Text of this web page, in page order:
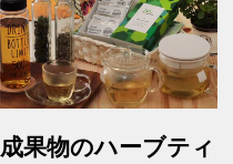
成果物のハーブティ